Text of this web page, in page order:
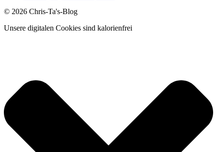
© 2026 Chris-Ta's-Blog
Unsere digitalen Cookies sind kalorienfrei